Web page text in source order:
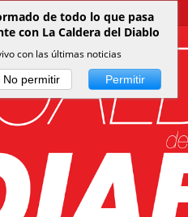
de todo lo que pasa
con La Caldera del Diablo
con las últimas noticias
No permitir Permitir